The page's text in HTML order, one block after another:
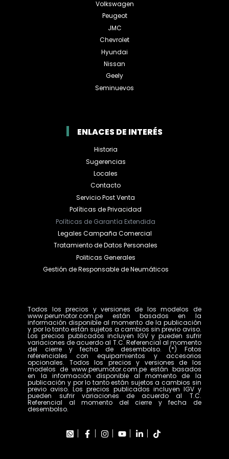
Volkswagen
Peugeot
JMC
Chevrolet
Hyundai
Nissan
Geely
Seminuevos
ENLACES DE INTERÉS
Historia
Sugerencias
Locales
Contacto
Servicio Post Venta
Políticas de Privacidad
Políticas de Garantía Extendida
Legales Campaña Comercial
Tratamiento de Datos Personales
Politicas Generales
Gestión de Responsable de Neumáticos
Todos los precios y versiones de los modelos de
www.perumotor.com.pe están basados en la
información disponible al momento de la publicación
y por lo tanto están sujetos a cambios sin previo aviso.
Los precios publicados incluyen IGV y pueden sufrir
variaciones de acuerdo al T.C. Referencial al momento
del cierre y fecha de desembolso. (*) Fotos
referenciales con equipamientos y accesorios
opcionales. Todos los precios y versiones de los
modelos de www.perumotor.com.pe están basados
en la información disponible al momento de la
publicación y por lo tanto están sujetos a cambios sin
previo aviso. Los precios publicados incluyen IGV y
pueden sufrir variaciones de acuerdo al T.C.
Referencial al momento del cierre y fecha de
desembolso.